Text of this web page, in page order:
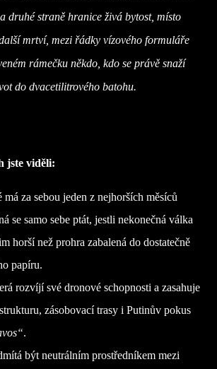
druhé straně hranice živá bytost, místo
mrtví, mezi řádky vízového formuláře
rámečku někdo, kdo se právě snaží
do dvacetilitrového batohu.
jste viděli:
má za sebou jeden z nejhorších měsíců
se samo sebe ptát, jestli nekonečná válka
horší než prohra zabalená do dostatečně
papíru.
rozvíjí své dronové schopnosti a zasahuje
zásobovací trasy i Putinův pokus
.
být neutrálním prostředníkem mezi